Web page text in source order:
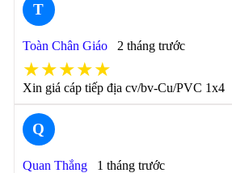
T
Toàn Chân Giáo 2 tháng trước
★★★★★
Xin giá cáp tiếp địa cv/bv-Cu/PVC 1x4
Q
Quan Thắng 1 tháng trước